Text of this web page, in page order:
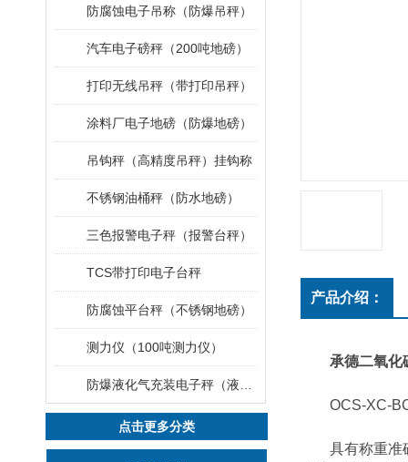
防腐蚀电子吊称（防爆吊秤）
汽车电子磅秤（200吨地磅）
打印无线吊秤（带打印吊秤）
涂料厂电子地磅（防爆地磅）
吊钩秤（高精度吊秤）挂钩称
不锈钢油桶秤（防水地磅）
三色报警电子秤（报警台秤）
TCS带打印电子台秤
防腐蚀平台秤（不锈钢地磅）
测力仪（100吨测力仪）
点击更多分类
产品介绍：
承德二氧化
OCS-XC-BC
具有称重准确